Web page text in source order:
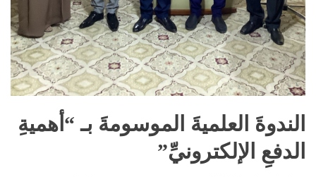
الندوةَ العلميةَ الموسومةَ بـ “أهميةِ
الدفعِ الإلكترونيِّ”